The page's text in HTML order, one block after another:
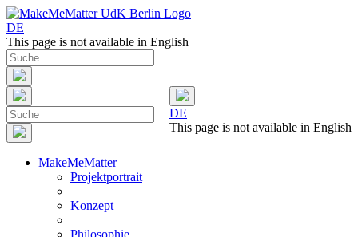
DE
This page is not available in English
DE
This page is not available in English
MakeMeMatter
Projektportrait
Konzept
Philosophie